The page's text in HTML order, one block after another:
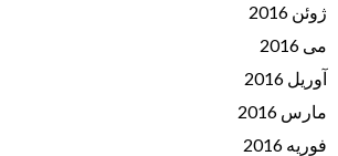
ژوئن 2016
می 2016
آوریل 2016
مارس 2016
فوریه 2016